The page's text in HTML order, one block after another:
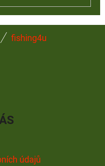
fishing4u
údajů